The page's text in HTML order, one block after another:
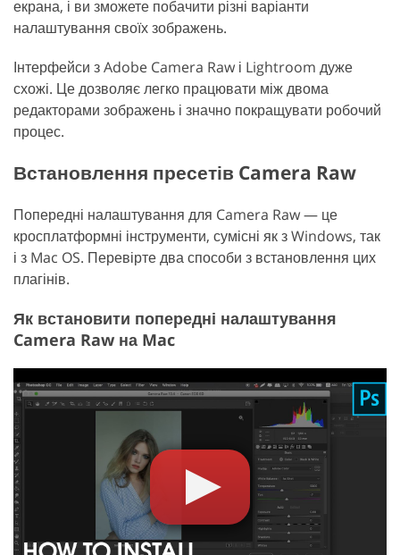
екрана, і ви зможете побачити різні варіанти
налаштування своїх зображень.
Інтерфейси з Adobe Camera Raw і Lightroom дуже
схожі. Це дозволяє легко працювати між двома
редакторами зображень і значно покращувати робочий
процес.
Встановлення пресетів Camera Raw
Попередні налаштування для Camera Raw — це
кросплатформні інструменти, сумісні як з Windows, так
і з Mac OS. Перевірте два способи з встановлення цих
плагінів.
Як встановити попередні налаштування
Camera Raw на Mac